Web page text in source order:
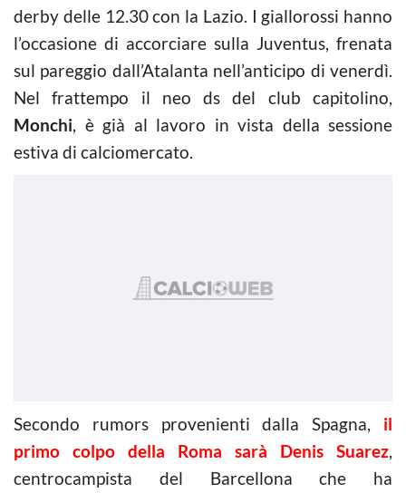
derby delle 12.30 con la Lazio. I giallorossi hanno
l’occasione di accorciare sulla Juventus, frenata
sul pareggio dall’Atalanta nell’anticipo di venerdì.
Nel frattempo il neo ds del club capitolino,
Monchi, è già al lavoro in vista della sessione
estiva di calciomercato.
Secondo rumors provenienti dalla Spagna, il
primo colpo della Roma sarà Denis Suarez,
centrocampista del Barcellona che ha